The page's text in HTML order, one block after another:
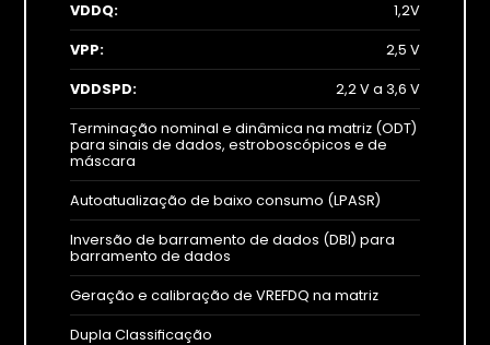
VDDQ: 1,2V
VPP: 2,5 V
VDDSPD: 2,2 V a 3,6 V
Terminação nominal e dinâmica na matriz (ODT)
para sinais de dados, estroboscópicos e de
máscara
Autoatualização de baixo consumo (LPASR)
Inversão de barramento de dados (DBI) para
barramento de dados
Geração e calibração de VREFDQ na matriz
Dupla Classificação